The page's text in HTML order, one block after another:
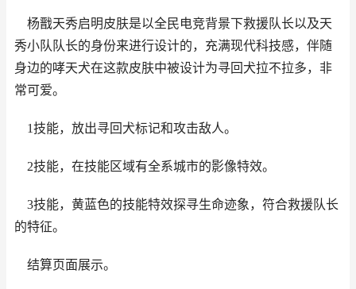
杨戬天秀启明皮肤是以全民电竞背景下救援队长以及天
秀小队队长的身份来进行设计的，充满现代科技感，伴随
身边的哮天犬在这款皮肤中被设计为寻回犬拉不拉多，非
常可爱。
1技能，放出寻回犬标记和攻击敌人。
2技能，在技能区域有全系城市的影像特效。
3技能，黄蓝色的技能特效探寻生命迹象，符合救援队长
的特征。
结算页面展示。